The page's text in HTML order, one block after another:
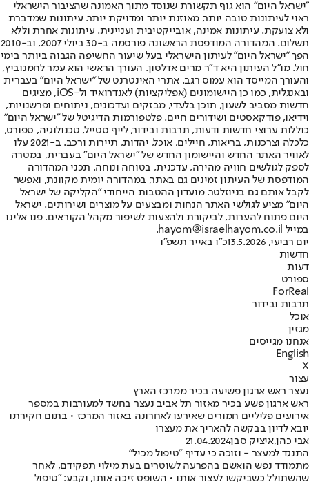
"ישראל היום" הוא גוף תקשורת שנוסד מתוך האמונה שהציבור הישראלי
ראוי לעיתונות טובה יותר, מאוזנת יותר ומדויקת יותר. עיתונות שמדברת
ולא צועקת. עיתונות אמינה, אובייקטיבית ועניינית. עיתונות אחרת וללא
תשלום. המהדורה המודפסת הראשונה פורסמה ב-30 ביולי 2007, וב-2010
הפך "ישראל היום" לעיתון הישראלי בעל שיעור החשיפה הגבוה ביותר בימי
חול. מו"ל העיתון היא ד"ר מרים אדלסון. העורך הראשי הוא עמר לחמנוביץ,
והעורך המייסד הוא עמוס רגב. אתרי האינטרנט של "ישראל היום" בעברית
ובאנגלית, כמו כן היישומונים (אפליקציות) לאנדרואיד ול-iOS, מציגים
חדשות מסביב לשעון, תוכן בלעדי, מבזקים ועדכונים, ניתוחים ופרשנויות,
וידיאו, פודקאסטים ושידורים חיים. פלטפורמות הדיגיטל של "ישראל היום"
כוללות ערוצי חדשות ודעות, תרבות ובידור, לייף סטייל, טכנולוגיה, ספורט,
כלכלה וצרכנות, בריאות, חיילים, אוכל, יהדות, תיירות ורכב. ב-2021 עלו
לאוויר האתר החדש והיישומון החדש של "ישראל היום" בעברית, במטרה
לספק לגולשים חוויה מהירה, עדכנית, בטוחה ונוחה. תכני המהדורה
המודפסת של העיתון זמינים גם באתר, במהדורה יומית מקוונת, ואפשר
לקבל אותם גם בניוזלטר. מועדון ההטבות הייחודי "הקליקה של ישראל
היום" מציע לגולשי האתר הנחות ומבצעים על מוצרים ושירותים. ישראל
היום פתוח להערות, לביקורת ולהצעות לשיפור מקהל הקוראים. פנו אלינו
במייל hayom@israelhayom.co.il.
יום רביעי, 13.5.2026
כ"ו באייר תשפ"ו
חדשות
דעות
ספורט
ForReal
תרבות ובידור
אוכל
מגזין
אנחנו מגייסים
English
X
עצור
נעצר ראש ארגון פשיעה בכיר ממרכז הארץ
ראש ארגון פשע בכיר מאזור תל אביב נעצר בחשד למעורבות במספר
אירועים פליליים חמורים שאירעו לאחרונה באזור המרכז • בתום חקירתו
יובא לדיון בבקשה להאריך את מעצרו
אבי כהן,איציק סבן21.04.2024
התנגד למעצר - וזוכה כי עדיף "טיפול מכיל"
מתמודד נפש הואשם בהפרעה לשוטרים בעת מילוי תפקידם, לאחר
שהשתולל כשביקשו לעצור אותו • השופט זיכה אותו, וקבע: "טיפול